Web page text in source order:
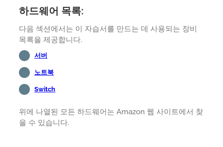
하드웨어 목록:
다음 섹션에서는 이 자습서를 만드는 데 사용되는 장비
목록을 제공합니다.
서버
노트북
Switch
위에 나열된 모든 하드웨어는 Amazon 웹 사이트에서 찾
을 수 있습니다.